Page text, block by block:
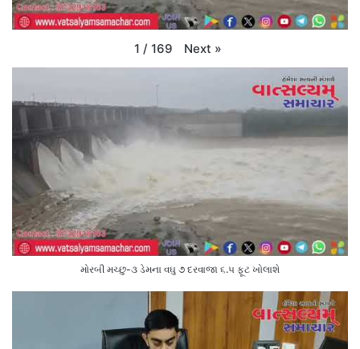
1 / 169 Next »
મોરબી મચ્છુ-૩ ડેમના વઘુ ૭ દરવાજા ૬.૫ ફૂટ ખોલાશે